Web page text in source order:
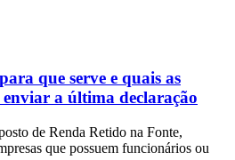
que serve e quais as
enviar a última declaração
de Renda Retido na Fonte,
que possuem funcionários ou